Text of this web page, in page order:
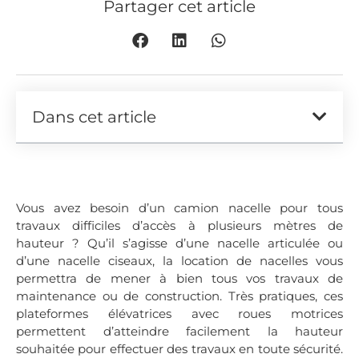
Partager cet article
Dans cet article
Vous avez besoin d’un camion nacelle pour tous
travaux difficiles d’accès à plusieurs mètres de
hauteur ? Qu’il s’agisse d’une nacelle articulée ou
d’une nacelle ciseaux, la location de nacelles vous
permettra de mener à bien tous vos travaux de
maintenance ou de construction. Très pratiques, ces
plateformes élévatrices avec roues motrices
permettent d’atteindre facilement la hauteur
souhaitée pour effectuer des travaux en toute sécurité.